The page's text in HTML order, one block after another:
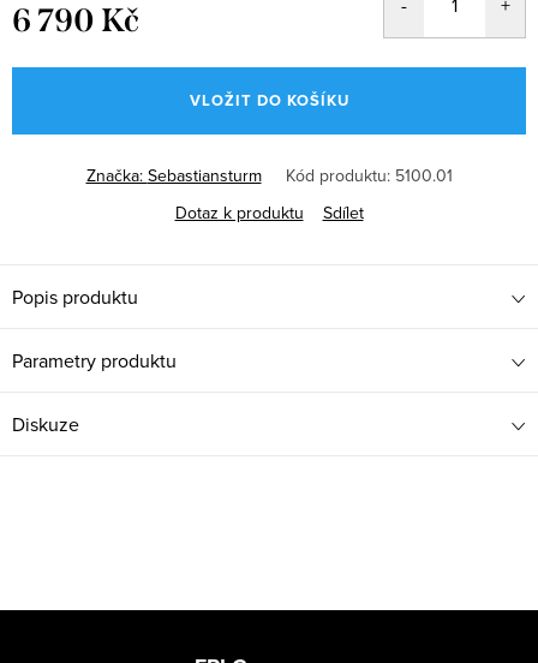
6 790 Kč
cena:
VLOŽIT DO KOŠÍKU
Značka: Sebastiansturm Kód produktu: 5100.01
Dotaz k produktu
Sdílet
Popis produktu
Parametry produktu
Diskuze